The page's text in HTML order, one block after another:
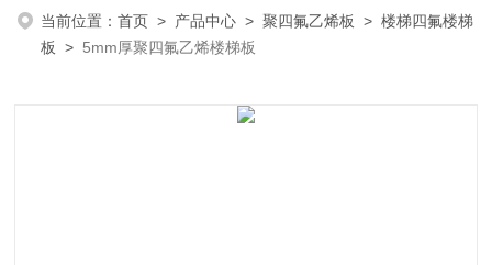
当前位置：首页 > 产品中心 >聚四氟乙烯板 >楼梯四氟楼梯
板
> 5mm厚聚四氟乙烯楼梯板